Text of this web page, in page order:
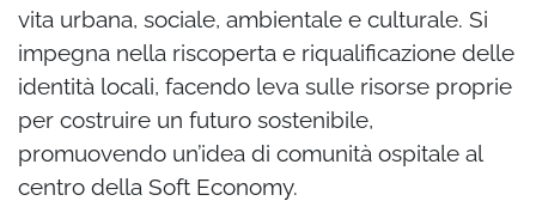
vita urbana, sociale, ambientale e culturale. Si
impegna nella riscoperta e riqualificazione delle
identità locali, facendo leva sulle risorse proprie
per costruire un futuro sostenibile,
promuovendo un’idea di comunità ospitale al
centro della Soft Economy.